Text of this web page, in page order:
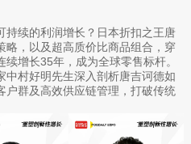
持续的利润增长？日本折扣之王唐
略，以及超高质价比商品组合，穿
增长35年，成为全球零售标杆。
中村好明先生深入剖析唐吉诃德如
户群及高效供应链管理，打破传统